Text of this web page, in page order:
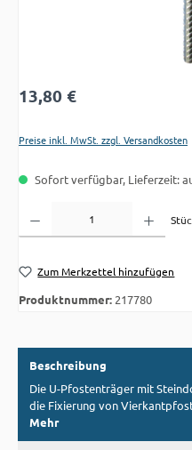
Regulärer Preis:
13,80 €
Preise inkl. MwSt. zzgl. Versandkosten
Sofort verfügbar, Lieferzeit:
Zum Merkzettel hinzufügen
Produktnummer: 217780
Beschreibung
Die U-Pfostenträger mit
die Fixierung von
Mehr